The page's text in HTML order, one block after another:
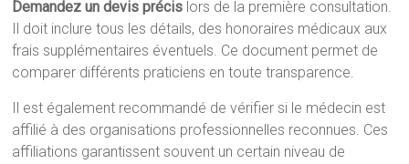
Demandez un devis précis lors de la première consultation.
Il doit inclure tous les détails, des honoraires médicaux aux
frais supplémentaires éventuels. Ce document permet de
comparer différents praticiens en toute transparence.
Il est également recommandé de vérifier si le médecin est
affilié à des organisations professionnelles reconnues. Ces
affiliations garantissent souvent un certain niveau de